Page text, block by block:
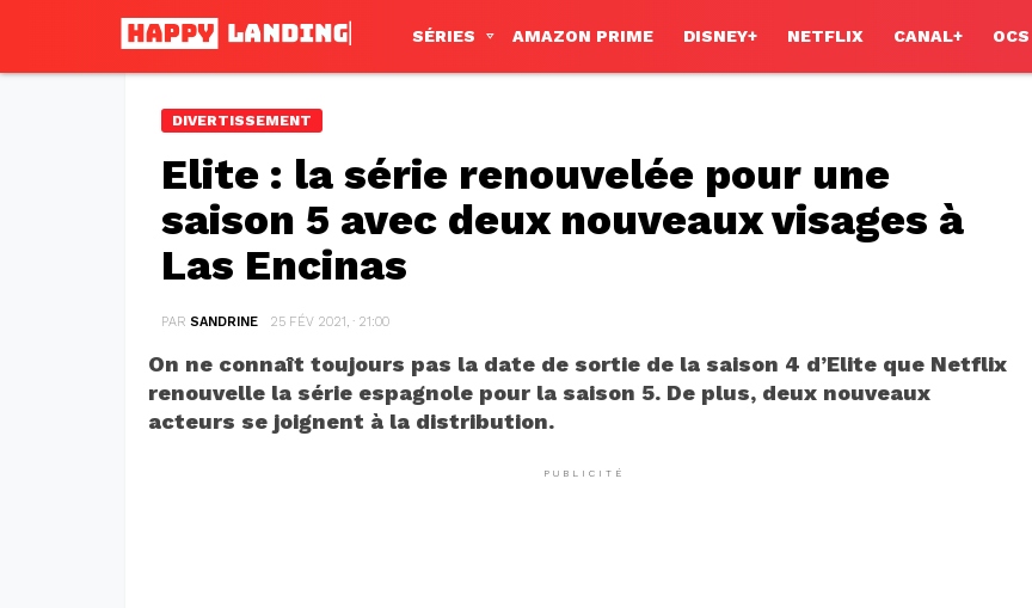
SÉRIES AMAZON PRIME DISNEY+ NETFLIX CANAL+ OCS
DIVERTISSEMENT
Elite : la série renouvelée pour une
saison 5 avec deux nouveaux visages à
Las Encinas
PAR SANDRINE 25 FÉV 2021, · 21:00
On ne connaît toujours pas la date de sortie de la saison 4 d’Elite que Netflix
renouvelle la série espagnole pour la saison 5. De plus, deux nouveaux
acteurs se joignent à la distribution.
PUBLICITÉ